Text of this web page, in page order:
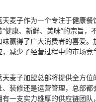
天麦子作为一个专注于健康
“健康、新鲜、美味”的宗旨
味赢得了广大消费者的喜爱
，减少了经营过程中的市场竞
天麦子加盟总部将提供全方
、装修还是运营管理，总部
有一支实力雄厚的供应链团